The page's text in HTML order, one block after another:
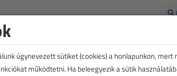
úgynevezett sütiket (cookies) a honlapunkon,
működtetni. Ha beleegyezik a sütik